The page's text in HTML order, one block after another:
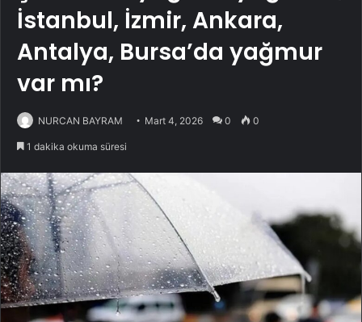
İstanbul, İzmir, Ankara,
Antalya, Bursa’da yağmur
var mı?
NURCAN BAYRAM Mart 4, 2026 0 0
1 dakika okuma süresi